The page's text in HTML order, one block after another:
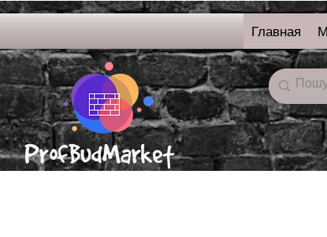
онлайн-магазин
строительных
материалов
Главная